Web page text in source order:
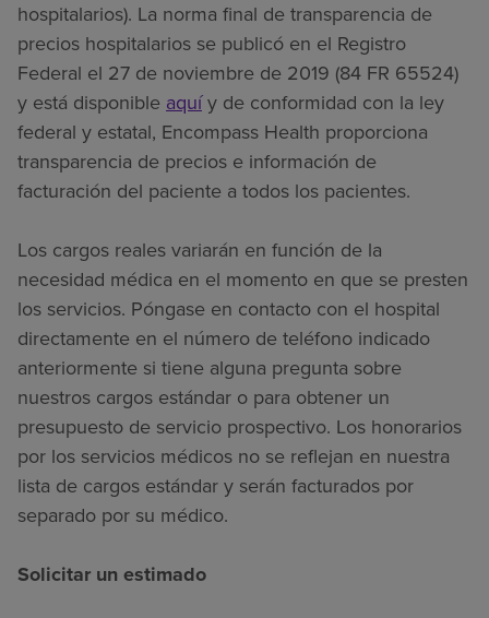
hospitalarios). La norma final de transparencia de
precios hospitalarios se publicó en el Registro
Federal el 27 de noviembre de 2019 (84 FR 65524)
y está disponible aquíy de conformidad con la ley
federal y estatal, Encompass Health proporciona
transparencia de precios e información de
facturación del paciente a todos los pacientes.
Los cargos reales variarán en función de la
necesidad médica en el momento en que se presten
los servicios. Póngase en contacto con el hospital
directamente en el número de teléfono indicado
anteriormente si tiene alguna pregunta sobre
nuestros cargos estándar o para obtener un
presupuesto de servicio prospectivo. Los honorarios
por los servicios médicos no se reflejan en nuestra
lista de cargos estándar y serán facturados por
separado por su médico.
Solicitar un estimado